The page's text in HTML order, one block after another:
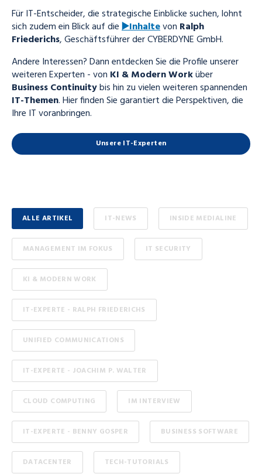
Für IT-Entscheider, die strategische Einblicke suchen, lohnt
sich zudem ein Blick auf die▶️Inhaltevon Ralph
Friederichs, Geschäftsführer der CYBERDYNE GmbH.
Andere Interessen? Dann entdecken Sie die Profile unserer
weiteren Experten - von KI & Modern Worküber
Business Continuitybis hin zu vielen weiteren spannenden
IT-Themen. Hier finden Sie garantiert die Perspektiven, die
Ihre IT voranbringen.
Unsere IT-Experten
ALLE ARTIKEL IT-NEWS INSIDE MEDIALINE
MANAGEMENT IM FOKUS IT SECURITY
KI & MODERN WORK
IT-EXPERTE - RALPH FRIEDERICHS
UNIFIED COMMUNICATIONS
IT-EXPERTE - JOACHIM P. WALTER
CLOUD COMPUTING IM INTERVIEW
IT-EXPERTE - BENNY GOSPER BUSINESS SOFTWARE
DATACENTER TECH-TUTORIALS